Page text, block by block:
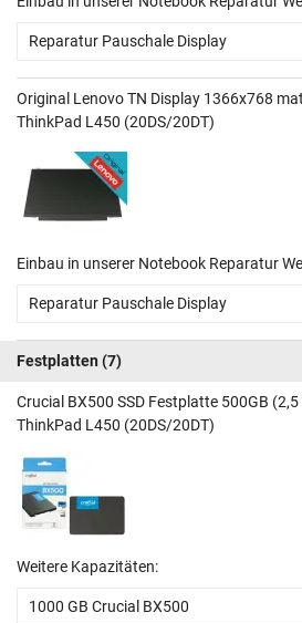
Reparatur Pauschale Display
Original Lenovo TN Display 1366x768
ThinkPad L450 (20DS/20DT)
Einbau in unserer Notebook Reparatur
Reparatur Pauschale Display
Festplatten (7)
Crucial BX500 SSD Festplatte 500GB
ThinkPad L450 (20DS/20DT)
Weitere Kapazitäten:
1000 GB Crucial BX500